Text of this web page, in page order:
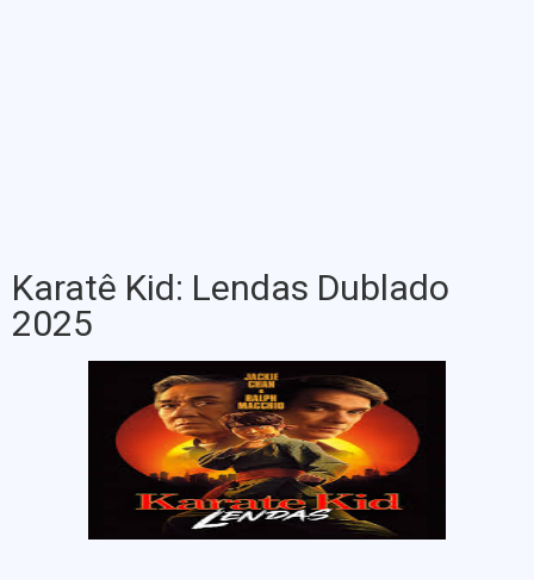
Karatê Kid: Lendas Dublado
2025